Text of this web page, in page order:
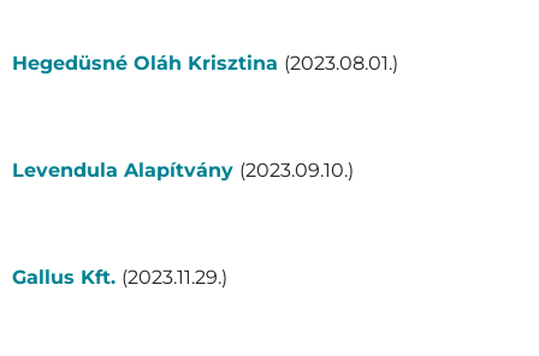
Hegedüsné Oláh Krisztina (2023.08.01.)
Levendula Alapítvány (2023.09.10.)
Gallus Kft. (2023.11.29.)